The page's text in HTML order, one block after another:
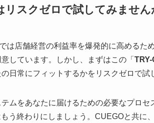
スクゼロで試してみません
は店舗経営の利益率を爆発的に高めるた
しています。しかし、まずはこの「
日常にフィットするかをリスクゼロで試
ムをあなたに届けるための必要なプロセ
う終わりにしましょう。CUEGOと共に